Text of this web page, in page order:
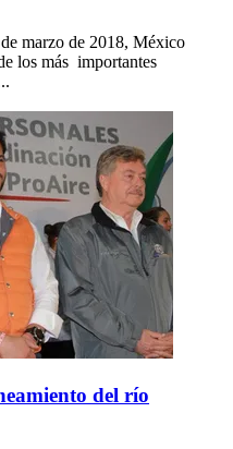
marzo de 2018, México
los más importantes
del río